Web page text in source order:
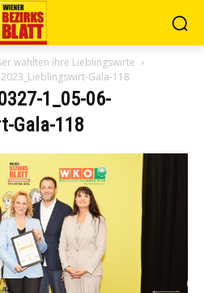
wählten ihre Lieblingswirte
Gala-118
1_05-06-
Gala-118